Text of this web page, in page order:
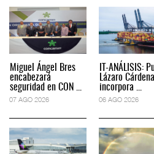
Miguel Ángel Bres
encabezará
seguridad en CON ...
07 AGO 2026
IT-ANÁLISIS:
Lázaro
incorpora ...
06 AGO 2026